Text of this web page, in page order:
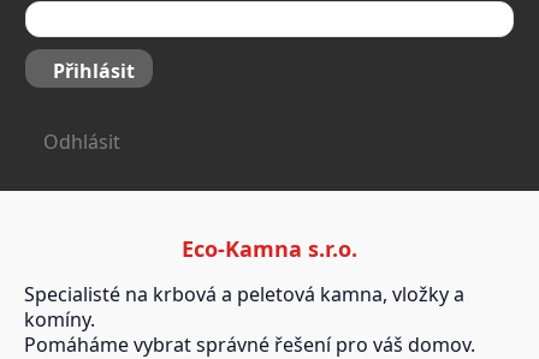
Přihlásit
Odhlásit
Eco-Kamna s.r.o.
Specialisté na krbová a peletová kamna, vložky a
komíny.
Pomáháme vybrat správné řešení pro váš domov.